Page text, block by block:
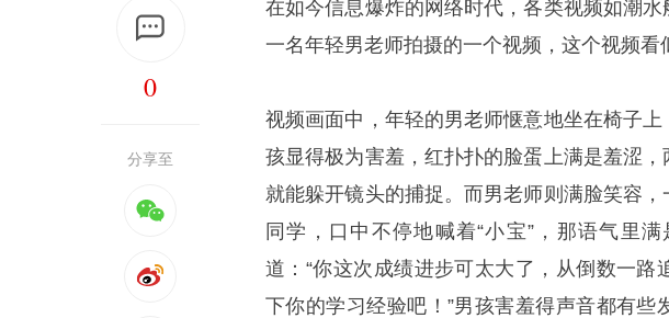
0
分享至
在如今信息爆炸的网络时代，各类视频如潮
一名年轻男老师拍摄的一个视频，这个视频看
视频画面中，年轻的男老师惬意地坐在椅子
孩显得极为害羞，红扑扑的脸蛋上满是羞涩
就能躲开镜头的捕捉。而男老师则满脸笑容
同学，口中不停地喊着“小宝”，那语气里
道：“你这次成绩进步可太大了，从倒数一
下你的学习经验吧！”男孩害羞得声音都有